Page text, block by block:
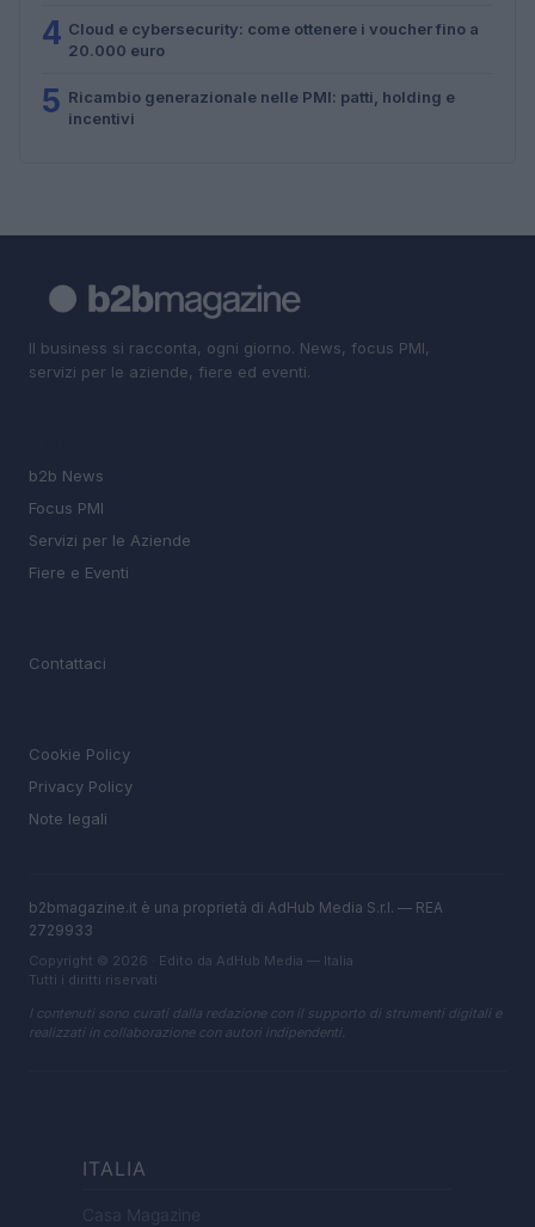
4 Cloud e cybersecurity: come ottenere i voucher fino a
20.000 euro
5 Ricambio generazionale nelle PMI: patti, holding e
incentivi
Il business si racconta, ogni giorno. News, focus PMI,
servizi per le aziende, fiere ed eventi.
b2b News
Focus PMI
Servizi per le Aziende
Fiere e Eventi
Contattaci
Cookie Policy
Privacy Policy
Note legali
b2bmagazine.it è una proprietà di AdHub Media S.r.l. — REA
2729933
Copyright © 2026 · Edito da AdHub Media — Italia
Tutti i diritti riservati
I contenuti sono curati dalla redazione con il supporto di strumenti digitali e
realizzati in collaborazione con autori indipendenti.
ITALIA
Casa Magazine